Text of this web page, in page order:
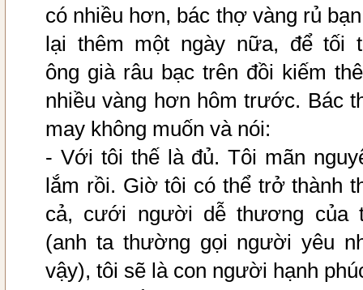
có nhiều hơn, bác thợ vàng rủ
lại thêm một ngày nữa, để tối
ông già râu bạc trên đồi kiếm
nhiều vàng hơn hôm trước. Bác
may không muốn và nói:
- Với tôi thế là đủ. Tôi mãn
lắm rồi. Giờ tôi có thể trở thành
cả, cưới người dễ thương của
(anh ta thường gọi người yêu
vậy), tôi sẽ là con người hạnh